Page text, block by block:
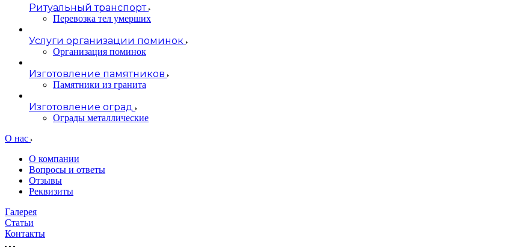
Ритуальный транспорт
Перевозка тел умерших
Услуги организации поминок
Организация поминок
Изготовление памятников
Памятники из гранита
Изготовление оград
Ограды металлические
О нас
О компании
Вопросы и ответы
Отзывы
Реквизиты
Галерея
Статьи
Контакты